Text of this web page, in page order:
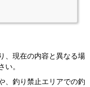
、現在の内容と異なる場
い。
、釣り禁止エリアでの釣